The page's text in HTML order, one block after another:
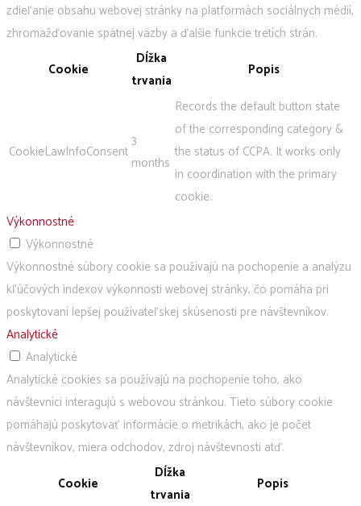
zdieľanie obsahu webovej stránky na platformách sociálnych médií,
zhromažďovanie spätnej väzby a ďalšie funkcie tretích strán.
Cookie
Dĺžka
trvania
Popis
CookieLawInfoConsent
3
months
Records the default button state
of the corresponding category &
the status of CCPA. It works only
in coordination with the primary
cookie.
Výkonnostné
Výkonnostné
Výkonnostné súbory cookie sa používajú na pochopenie a analýzu
kľúčových indexov výkonnosti webovej stránky, čo pomáha pri
poskytovaní lepšej používateľskej skúsenosti pre návštevníkov.
Analytické
Analytické
Analytické cookies sa používajú na pochopenie toho, ako
návštevníci interagujú s webovou stránkou. Tieto súbory cookie
pomáhajú poskytovať informácie o metrikách, ako je počet
návštevníkov, miera odchodov, zdroj návštevnosti atď.
Cookie
Dĺžka
trvania
Popis